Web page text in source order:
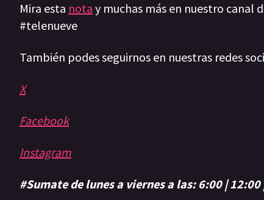
Mira esta nota y muchas más en nuestro canal
#telenueve
También podes seguirnos en nuestras redes
X
Facebook
Instagram
#Sumate de lunes a viernes a las: 6:00 |